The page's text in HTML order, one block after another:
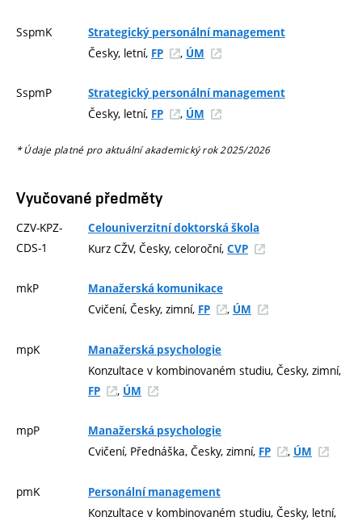
SspmK Strategický personální management
Česky, letní, FP , ÚM
SspmP Strategický personální management
Česky, letní, FP , ÚM
* Údaje platné pro aktuální akademický rok 2025/2026
Vyučované předměty
CZV-KPZ-
CDS-1
Celouniverzitní doktorská škola
Kurz CŽV, Česky, celoroční, CVP
mkP Manažerská komunikace
Cvičení, Česky, zimní, FP , ÚM
mpK Manažerská psychologie
Konzultace v kombinovaném studiu, Česky, zimní,
FP , ÚM
mpP Manažerská psychologie
Cvičení, Přednáška, Česky, zimní, FP , ÚM
pmK Personální management
Konzultace v kombinovaném studiu, Česky, letní,